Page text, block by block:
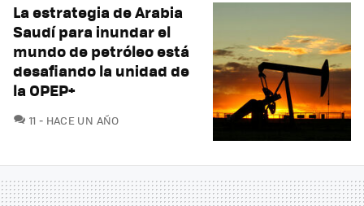
La estrategia de Arabia
Saudí para inundar el
mundo de petróleo está
desafiando la unidad de
la OPEP+
11 COMENTARIOS
HACE UN AÑO